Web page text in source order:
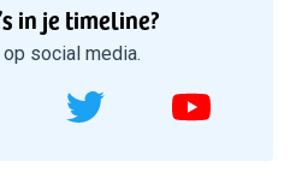
in je timeline?
social media.